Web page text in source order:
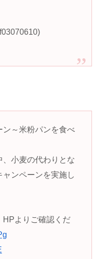
ン～米粉パンを食べ
小麦の代わりとな
ンペーンを実施し
HPよりご確認くだ